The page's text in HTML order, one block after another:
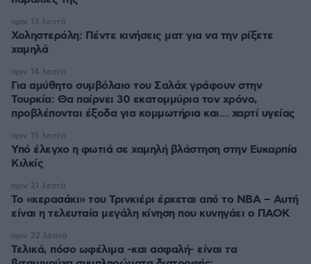
Χοληστερόλη: Πέντε κινήσεις ματ για να την ρίξετε
χαμηλά
πριν 13 λεπτά
Για αμύθητο συμβόλαιο του Σαλάχ γράφουν στην
Τουρκία: Θα παίρνει 30 εκατομμύρια τον χρόνο,
προβλέπονται έξοδα για κομμωτήρια και... χαρτί υγείας
πριν 14 λεπτά
Υπό έλεγχο η φωτιά σε χαμηλή βλάστηση στην Ευκαρπία
Κιλκίς
πριν 15 λεπτά
Το «κερασάκι» του Τρινκιέρι έρχεται από το NBA – Αυτή
είναι η τελευταία μεγάλη κίνηση που κυνηγάει ο ΠΑΟΚ
πριν 21 λεπτά
Τελικά, πόσο ωφέλιμα -και ασφαλή- είναι τα
πριν 22 λεπτά